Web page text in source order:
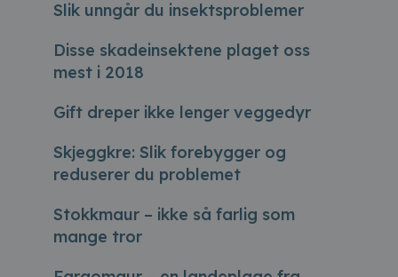
Slik unngår du insektsproblemer
Disse skadeinsektene plaget oss
mest i 2018
Gift dreper ikke lenger veggedyr
Skjeggkre: Slik forebygger og
reduserer du problemet
Stokkmaur – ikke så farlig som
mange tror